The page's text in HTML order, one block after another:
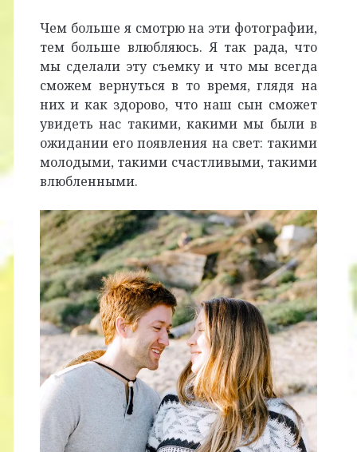
Чем больше я смотрю на эти фотографии,
тем больше влюбляюсь. Я так рада, что
мы сделали эту съемку и что мы всегда
сможем вернуться в то время, глядя на
них и как здорово, что наш сын сможет
увидеть нас такими, какими мы были в
ожидании его появления на свет: такими
молодыми, такими счастливыми, такими
влюбленными.